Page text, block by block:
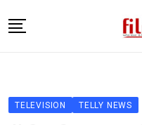
to
TELEVISION
TELEVISION TELLY NEWS